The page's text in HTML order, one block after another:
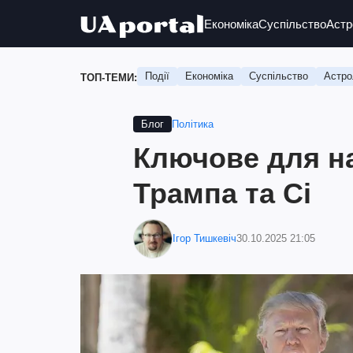
ЕкономікаСуспільство
ТОП-ТЕМИ: Події Економіка Суспільство
Блог Політика
Ключове для
Трампа та Сі
Ігор Тишкевіч30.10.2025 21:05